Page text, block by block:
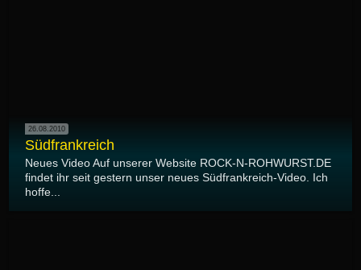
26.08.2010
Südfrankreich
Neues Video Auf unserer Website ROCK-N-ROHWURST.DE
findet ihr seit gestern unser neues Südfrankreich-Video. Ich
hoffe...